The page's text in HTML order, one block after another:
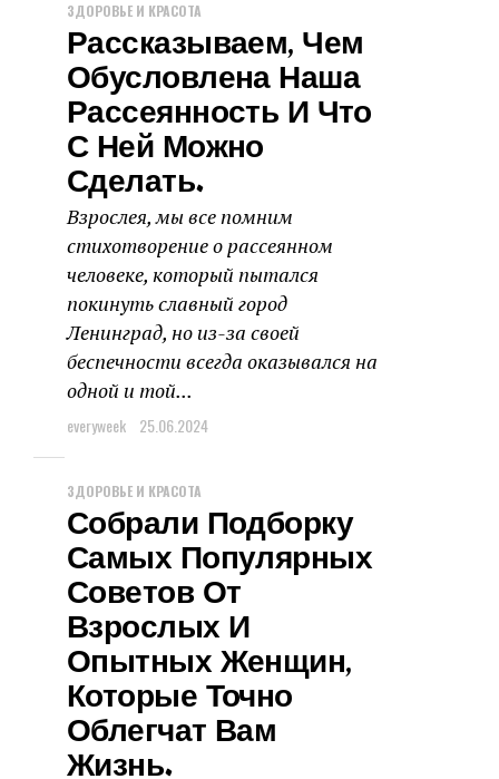
ЗДОРОВЬЕ И КРАСОТА
Рассказываем, Чем
Обусловлена Наша
Рассеянность И Что
С Ней Можно
Сделать.
Взрослея, мы все помним
стихотворение о рассеянном
человеке, который пытался
покинуть славный город
Ленинград, но из-за своей
беспечности всегда оказывался на
одной и той...
everyweek 25.06.2024
ЗДОРОВЬЕ И КРАСОТА
Собрали Подборку
Самых Популярных
Советов От
Взрослых И
Опытных Женщин,
Которые Точно
Облегчат Вам